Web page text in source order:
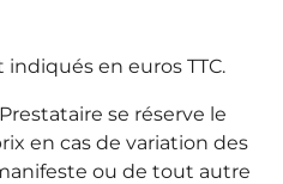
en euros TTC.
se réserve le
en cas de variation des
ou de tout autre